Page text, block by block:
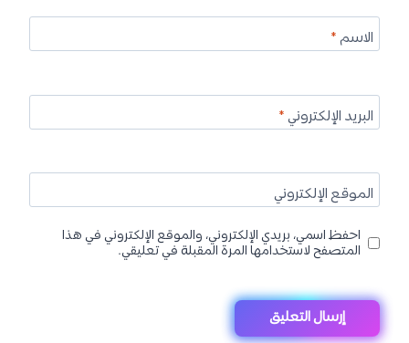
الاسم*
البريد الإلكتروني*
الموقع الإلكتروني
احفظ اسمي، بريدي الإلكتروني، والموقع الإلكتروني في هذا
المتصفح لاستخدامها المرة المقبلة في تعليقي.